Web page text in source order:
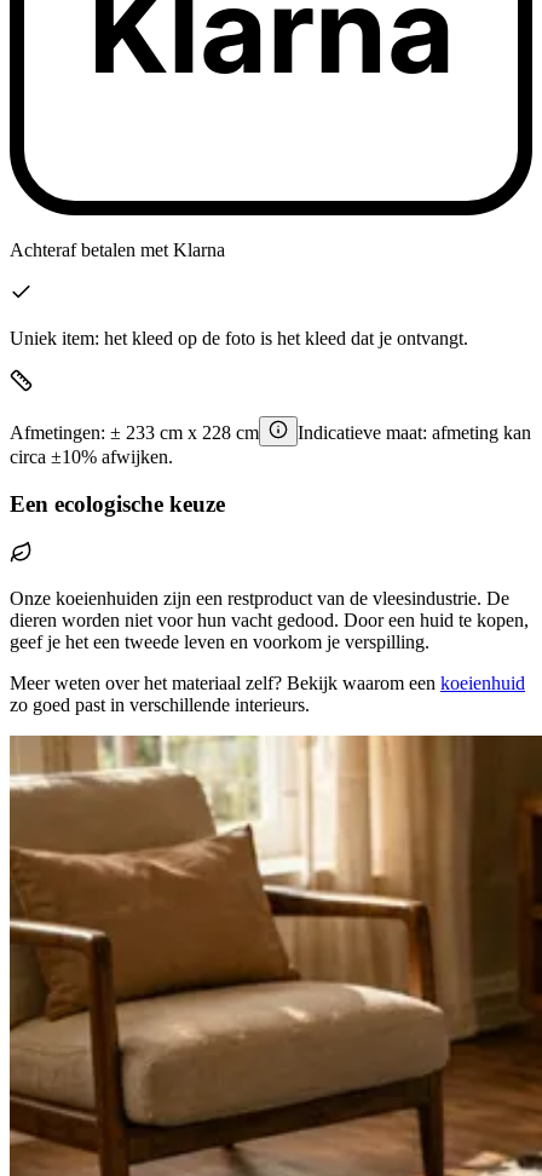
Klarna
Achteraf betalen met Klarna
Uniek item: het kleed op de foto is het kleed dat je ontvangt.
Afmetingen: ± 233 cm x 228 cm
Indicatieve maat: afmeting kan
circa ±10% afwijken.
Een ecologische keuze
Onze koeienhuiden zijn een restproduct van de vleesindustrie. De
dieren worden niet voor hun vacht gedood. Door een huid te kopen,
geef je het een tweede leven en voorkom je verspilling.
Meer weten over het materiaal zelf? Bekijk waarom een koeienhuid
zo goed past in verschillende interieurs.